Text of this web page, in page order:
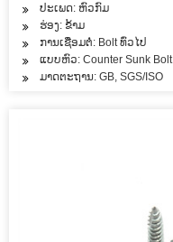
ປະເພດ: ຫົວກົມ
ຮ່ອງ: ຂ້າມ
ການເຊື່ອມຕໍ່: Bolt ທົ່ວໄປ
ແບບຫົວ: Counter Sunk Bolt
ມາດຕະຖານ: GB, SGS/ISO